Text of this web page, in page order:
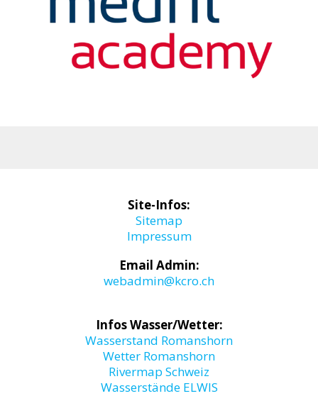
Site-Infos:
Sitemap
Impressum
Email Admin:
webadmin@kcro.ch
Infos Wasser/Wetter:
Wasserstand Romanshorn
Wetter Romanshorn
Rivermap Schweiz
Wasserstände ELWIS